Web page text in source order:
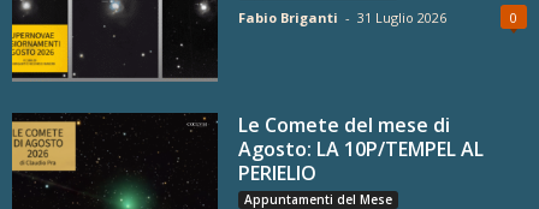
Fabio Briganti - 31 Luglio 2026 0
Le Comete del mese di
Agosto: LA 10P/TEMPEL AL
PERIELIO
Appuntamenti del Mese